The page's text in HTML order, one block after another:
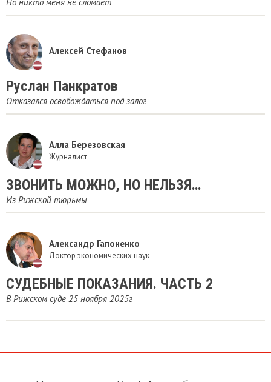
Алексей Стефанов
Руслан Панкратов
Отказался освобождаться под залог
Алла Березовская
Журналист
ЗВОНИТЬ МОЖНО, НО НЕЛЬЗЯ…
Из Рижской тюрьмы
Александр Гапоненко
Доктор экономических наук
СУДЕБНЫЕ ПОКАЗАНИЯ. ЧАСТЬ 2
В Рижском суде 25 ноября 2025г